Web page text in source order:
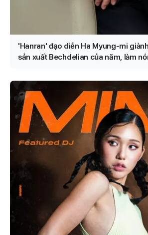
'Hanran' đạo diễn Ha Myung-mi
sản xuất Bechdelian của năm, làm